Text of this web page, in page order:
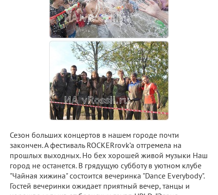
Сезон больших концертов в нашем городе почти
закончен. А фестиваль ROCKERrovk’a отгремела на
прошлых выходных. Но бех хорошей живой музыки Наш
город не останется. В грядущую субботу в уютном клубе
"Чайная хижина" состоится вечеринка "Dance Everybody".
Гостей вечеринки ожидает приятный вечер, танцы и